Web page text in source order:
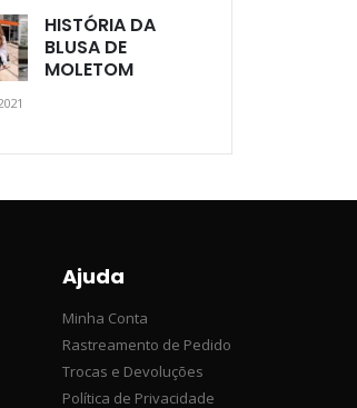
HISTÓRIA DA
BLUSA DE
MOLETOM
Ajuda
Minha Conta
Rastreamento de Pedido
Trocas e Devoluções
Política de Privacidade